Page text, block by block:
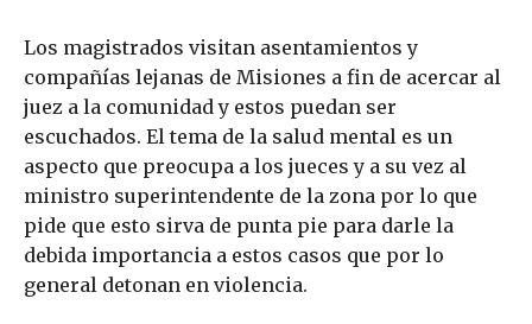
Los magistrados visitan asentamientos y
compañías lejanas de Misiones a fin de acercar al
juez a la comunidad y estos puedan ser
escuchados. El tema de la salud mental es un
aspecto que preocupa a los jueces y a su vez al
ministro superintendente de la zona por lo que
pide que esto sirva de punta pie para darle la
debida importancia a estos casos que por lo
general detonan en violencia.